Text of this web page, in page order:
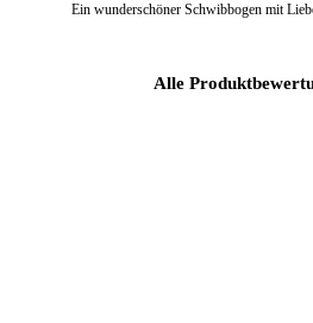
Ein wunderschöner Schwibbogen mit
Alle